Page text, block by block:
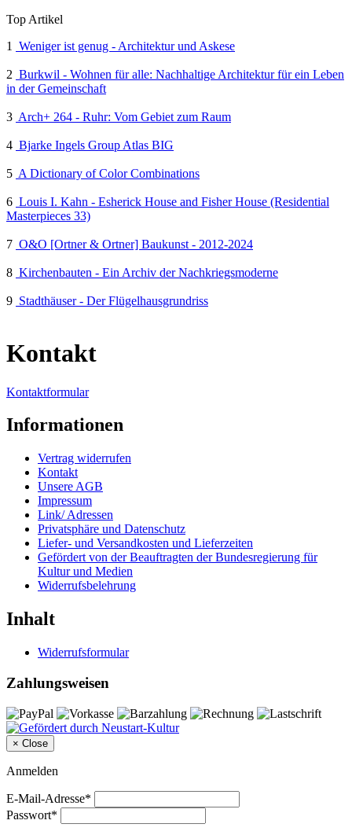
Top Artikel
1
Weniger ist genug - Architektur und Askese
2 Burkwil - Wohnen für alle: Nachhaltige Architektur für ein Leben
in der Gemeinschaft
3 Arch+ 264 - Ruhr: Vom Gebiet zum Raum
4 Bjarke Ingels Group Atlas BIG
5 A Dictionary of Color Combinations
6 Louis I. Kahn - Esherick House and Fisher House (Residential
Masterpieces 33)
7 O&O [Ortner & Ortner] Baukunst - 2012-2024
8 Kirchenbauten - Ein Archiv der Nachkriegsmoderne
9 Stadthäuser - Der Flügelhausgrundriss
Kontakt
Kontaktformular
Informationen
Vertrag widerrufen
Kontakt
Unsere AGB
Impressum
Link/ Adressen
Privatsphäre und Datenschutz
Liefer- und Versandkosten und Lieferzeiten
Gefördert von der Beauftragten der Bundesregierung für
Kultur und Medien
Widerrufsbelehrung
Inhalt
Widerrufsformular
Zahlungsweisen
× Close
Anmelden
E-Mail-Adresse*
Passwort*